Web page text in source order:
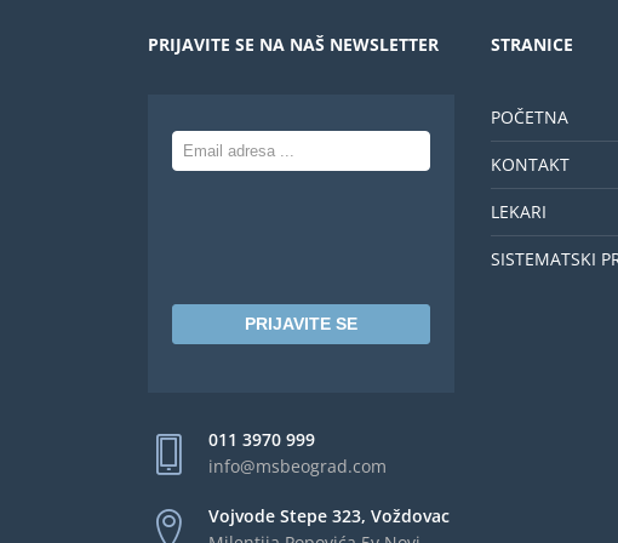
PRIJAVITE SE NA NAŠ NEWSLETTER
PRIJAVITE SE
011 3970 999
info@msbeograd.com
Vojvode Stepe 323, Voždovac
STRANICE
POČETNA
KONTAKT
LEKARI
SISTEMATSKI